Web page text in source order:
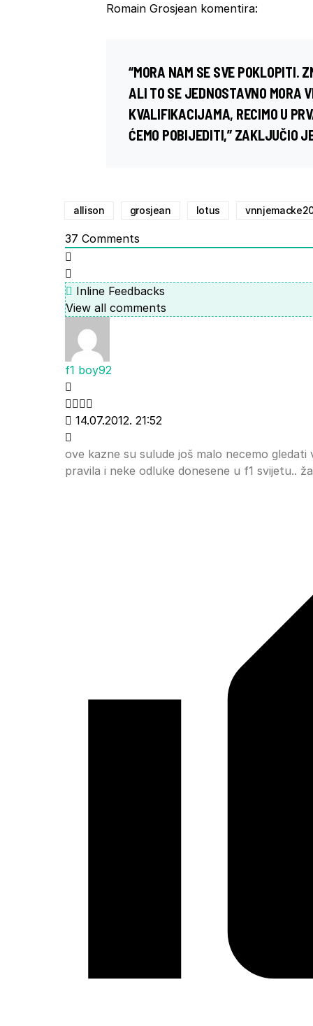
Romain Grosjean komentira:
“MORA NAM SE SVE POKLOPITI.
ALI TO SE JEDNOSTAVNO MORA
KVALIFIKACIJAMA, RECIMO U
ĆEMO POBIJEDITI,” ZAKLJUČIO
allison grosjean lotus
37 Comments
Inline Feedbacks
View all comments
f1 boy92
14.07.2012. 21:52
ove kazne su sulude još malo necemo
pravila i neke odluke donesene u f1 svijetu..